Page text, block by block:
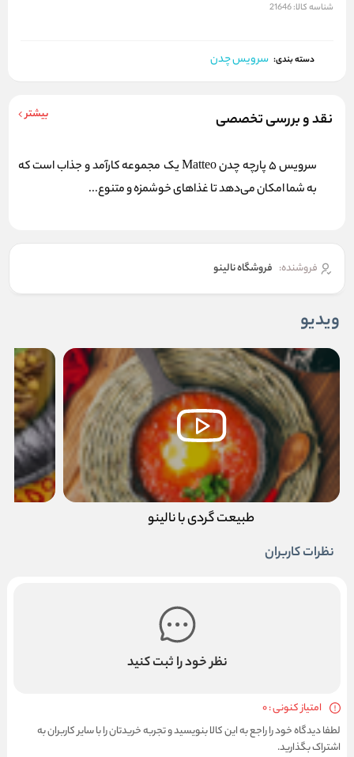
شناسه کالا:21646
دسته بندی: سرویس چدن
نقد و بررسی تخصصی بیشتر
سرویس 5 پارچه چدن Matteo یک مجموعه کارآمد و جذاب است که
به شما امکان می‌دهد تا غذاهای خوشمزه و متنوع...
فروشنده: فروشگاه نالینو
ویدیو
طبیعت گردی با نالینو
نظرات کاربران
نظر خود را ثبت کنید
امتیاز کنونی : 0
لطفا دیدگاه خود را راجع به این کالا بنویسید و تجربه خریدتان را با سایر کاربران به
اشتراک بگذارید.